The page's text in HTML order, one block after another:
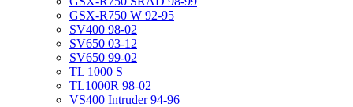
GSX-R750 W 92-95
SV400 98-02
SV650 03-12
SV650 99-02
TL 1000 S
TL1000R 98-02
VS400 Intruder 94-96